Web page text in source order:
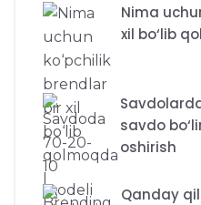
Nima
xil bo‘lib
savdo
oshirish
Qanday